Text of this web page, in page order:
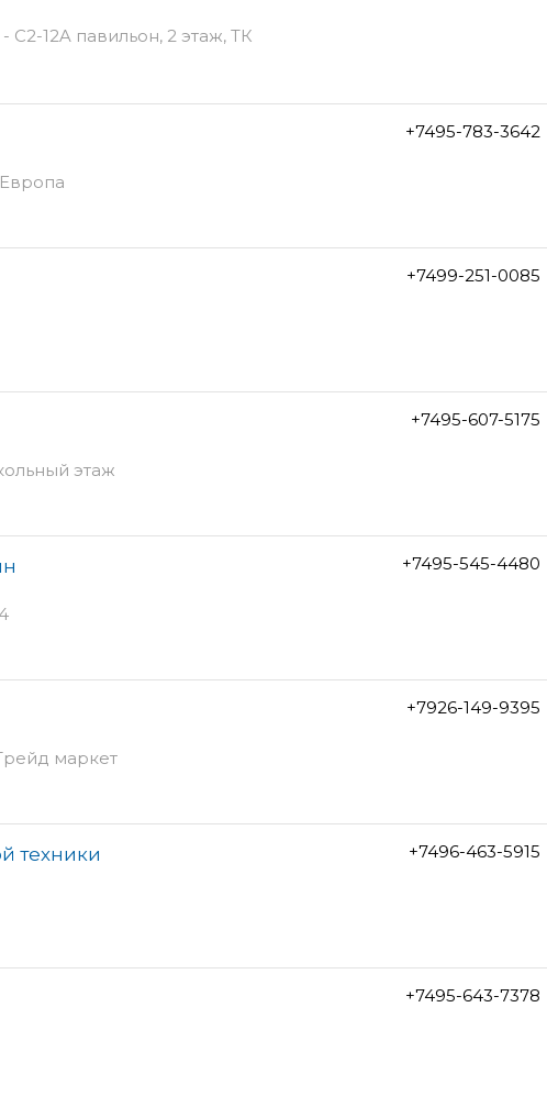
С2-12A павильон, 2 этаж, ТК
+7495-783-3642
+7499-251-0085
этаж
+7495-607-5175
+7495-545-4480
маркет
+7926-149-9395
техники +7496-463-5915
+7495-643-7378